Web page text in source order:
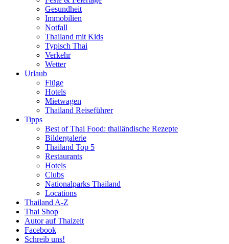
Gesundheit
Immobilien
Notfall
Thailand mit Kids
Typisch Thai
Verkehr
Wetter
Urlaub
Flüge
Hotels
Mietwagen
Thailand Reiseführer
Tipps
Best of Thai Food: thailändische Rezepte
Bildergalerie
Thailand Top 5
Restaurants
Hotels
Clubs
Nationalparks Thailand
Locations
Thailand A-Z
Thai Shop
Autor auf Thaizeit
Facebook
Schreib uns!